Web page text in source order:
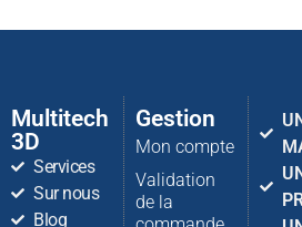
Multitech
3D
Services
Sur nous
Blog
Gestion
Mon compte
Validation
de la